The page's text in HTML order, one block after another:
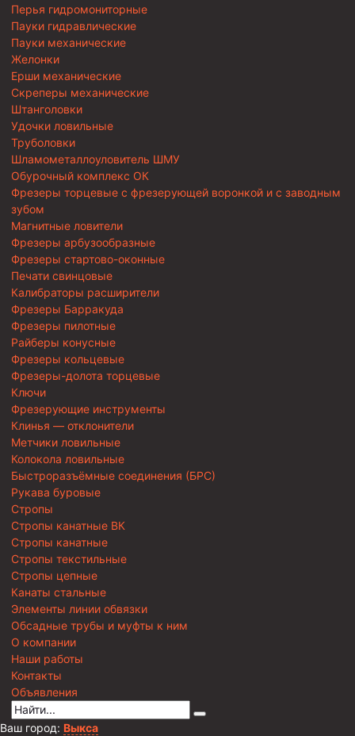
Перья гидромониторные
Пауки гидравлические
Пауки механические
Желонки
Ерши механические
Скреперы механические
Штанголовки
Удочки ловильные
Труболовки
Шламометаллоуловитель ШМУ
Обурочный комплекс ОК
Фрезеры торцевые с фрезерующей воронкой и с заводным
зубом
Магнитные ловители
Фрезеры арбузообразные
Фрезеры стартово-оконные
Печати свинцовые
Калибраторы расширители
Фрезеры Барракуда
Фрезеры пилотные
Райберы конусные
Фрезеры кольцевые
Фрезеры-долота торцевые
Ключи
Фрезерующие инструменты
Клинья — отклонители
Метчики ловильные
Колокола ловильные
Быстроразъёмные соединения (БРС)
Рукава буровые
Стропы
Стропы канатные ВК
Стропы канатные
Стропы текстильные
Стропы цепные
Канаты стальные
Элементы линии обвязки
Обсадные трубы и муфты к ним
О компании
Наши работы
Контакты
Объявления
Ваш город: Выкса